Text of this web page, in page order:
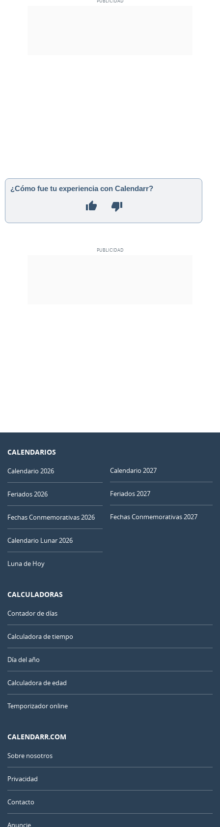
¿Cómo fue tu experiencia con Calendarr?
CALENDARIOS
Calendario 2026
Feriados 2026
Fechas Conmemorativas 2026
Calendario Lunar 2026
Luna de Hoy
Calendario 2027
Feriados 2027
Fechas Conmemorativas 2027
CALCULADORAS
Contador de días
Calculadora de tiempo
Día del año
Calculadora de edad
Temporizador online
CALENDARR.COM
Sobre nosotros
Privacidad
Contacto
Anuncie